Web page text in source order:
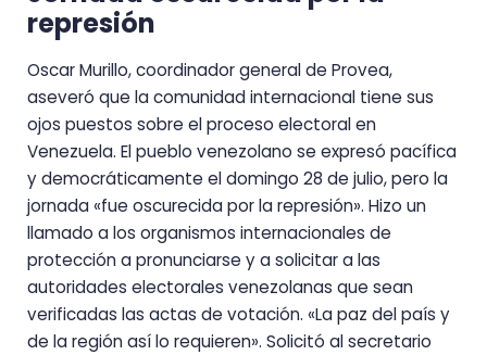
represión
Oscar Murillo, coordinador general de Provea,
aseveró que la comunidad internacional tiene sus
ojos puestos sobre el proceso electoral en
Venezuela. El pueblo venezolano se expresó pacífica
y democráticamente el domingo 28 de julio, pero la
jornada «fue oscurecida por la represión». Hizo un
llamado a los organismos internacionales de
protección a pronunciarse y a solicitar a las
autoridades electorales venezolanas que sean
verificadas las actas de votación. «La paz del país y
de la región así lo requieren». Solicitó al secretario